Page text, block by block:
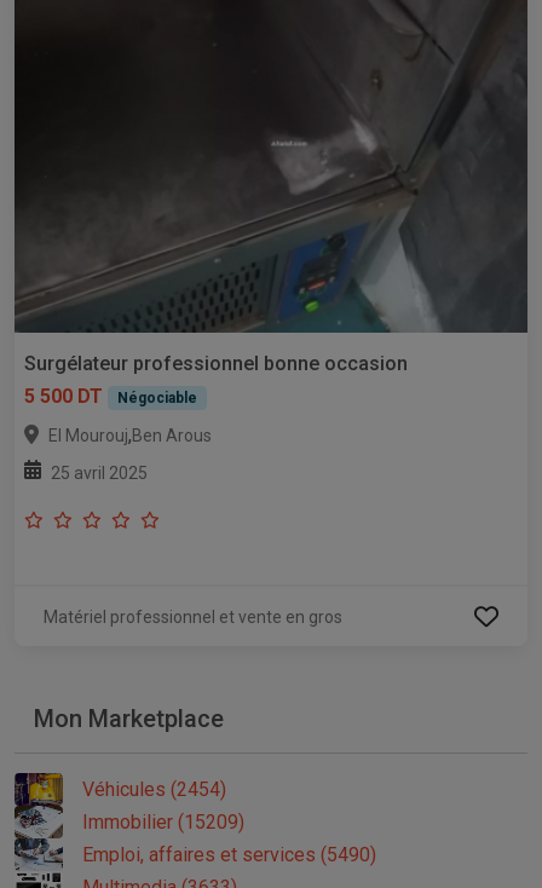
Surgélateur professionnel bonne occasion
5 500 DT
Négociable
El Mourouj,Ben Arous
25 avril 2025
Matériel professionnel et vente en gros
Mon Marketplace
Véhicules (2454)
Immobilier (15209)
Emploi, affaires et services (5490)